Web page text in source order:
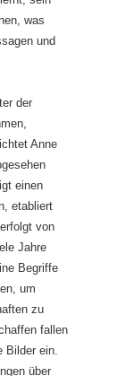
was
und
der
Anne
einen
etabliert
von
Jahre
Begriffe
um
zu
fallen
Bilder ein.
über